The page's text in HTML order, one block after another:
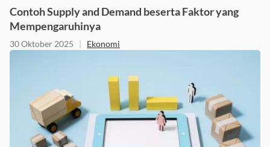
Contoh Supply and Demand beserta Faktor yang
Mempengaruhinya
30 Oktober 2025 | Ekonomi